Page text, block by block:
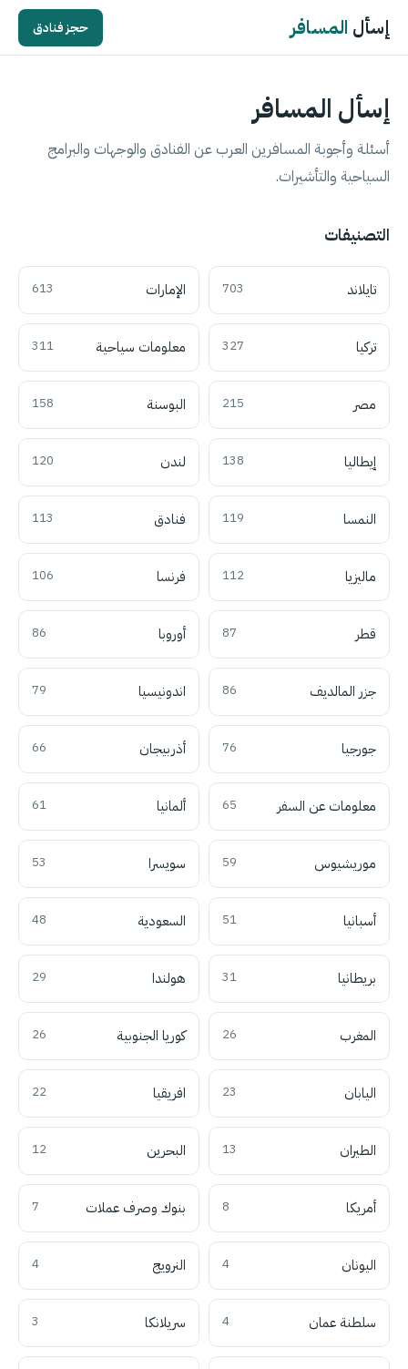
إسأل المسافر حجز فنادق
إسأل المسافر
أسئلة وأجوبة المسافرين العرب عن الفنادق والوجهات والبرامج
السياحية والتأشيرات.
التصنيفات
تايلاند 703 الإمارات 613
تركيا 327 معلومات سياحية 311
مصر 215 البوسنة 158
إيطاليا 138 لندن 120
النمسا 119 فنادق 113
ماليزيا 112 فرنسا 106
قطر 87 أوروبا 86
جزر المالديف 86 اندونيسيا 79
جورجيا 76 أذربيجان 66
معلومات عن السفر 65 ألمانيا 61
موريشيوس 59 سويسرا 53
أسبانيا 51 السعودية 48
بريطانيا 31 هولندا 29
المغرب 26 كوريا الجنوبية 26
اليابان 23 افريقيا 22
الطيران 13 البحرين 12
أمريكا 8 بنوك وصرف عملات 7
اليونان 4 النرويج 4
سلطنة عمان 4 سريلانكا 3